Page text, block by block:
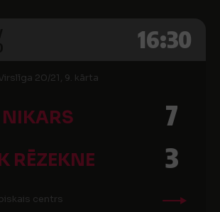
16:30
20/21, 9. kārta
NIKARS 7
RĒZEKNE 3
centrs